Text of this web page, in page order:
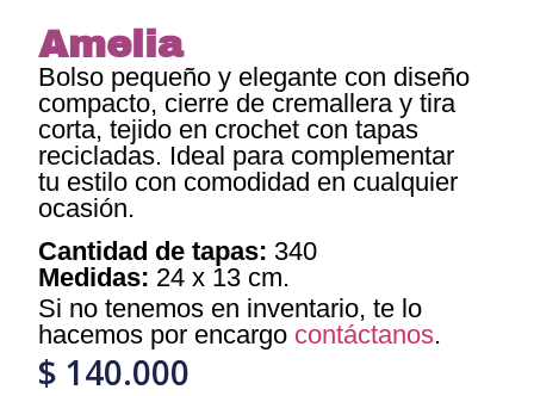
Amelia
Bolso pequeño y elegante con diseño
compacto, cierre de cremallera y tira
corta, tejido en crochet con tapas
recicladas. Ideal para complementar
tu estilo con comodidad en cualquier
ocasión.
Cantidad de tapas: 340
Medidas: 24 x 13 cm.
Si no tenemos en inventario, te lo
hacemos por encargo contáctanos.
$ 140.000